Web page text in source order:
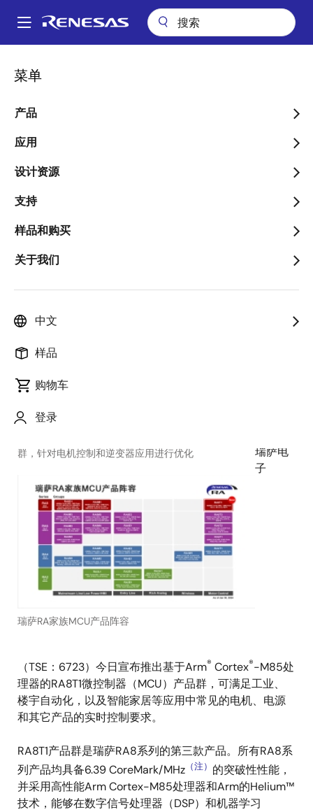
到
Main
菜单
产品
应用
设计资源
支持
样品和购买
关于我们
中文
样品
购物车
登录
面
包
屑
性能卓越的RA8 MCU
MCU产品群，为工业、楼宇和家庭自动
化应用提供低功耗操作和专用模拟功能
群，针对电机控制和逆变器应用进行优化
瑞萨RA家族MCU产品阵容
瑞萨电
子
（TSE：6723）今日宣布推出基于Arm® Cortex®-M85处
理器的RA8T1微控制器（MCU）产品群，可满足工业、
楼宇自动化，以及智能家居等应用中常见的电机、电源
和其它产品的实时控制要求。
RA8T1产品群是瑞萨RA8系列的第三款产品。所有RA8系
列产品均具备6.39 CoreMark/MHz （注） 的突破性性能，
并采用高性能Arm Cortex-M85处理器和Arm的Helium™
技术，能够在数字信号处理器（DSP）和机器学习